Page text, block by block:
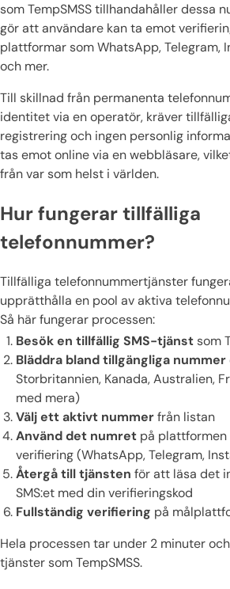
som TempSMSS tillhandahåller dessa
gör att användare kan ta emot
plattformar som WhatsApp, Telegram,
och mer.
Till skillnad från permanenta
identitet via en operatör, kräver
registrering och ingen personlig
tas emot online via en webbläsare,
från var som helst i världen.
Hur fungerar tillfälliga
telefonnummer?
Tillfälliga telefonnummertjänster
upprätthålla en pool av aktiva
Så här fungerar processen:
Besök en tillfällig SMS-tjänstsom
Bläddra bland tillgängliga nummer
Storbritannien, Kanada, Australien,
med mera)
Välj ett aktivt nummerfrån listan
Använd det numret på
verifiering (WhatsApp, Telegram,
Återgå till tjänsten för att läsa det
SMS:et med din verifieringskod
Fullständig verifiering på
Hela processen tar under 2 minuter
tjänster som TempSMSS.